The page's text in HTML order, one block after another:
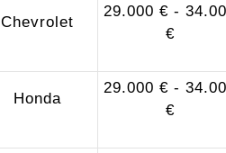
Chevrolet
29.000 € -
€
Honda
29.000 € -
€